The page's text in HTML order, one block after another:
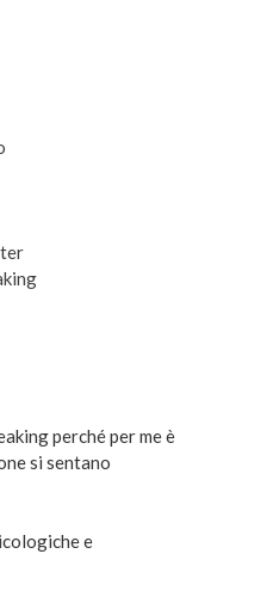
perché per me è
si sentano
e